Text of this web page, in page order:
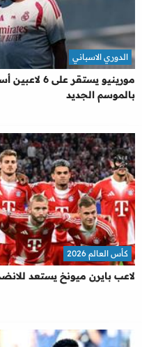
مورينيو
بالموسم الجديد
الدوري الاسباني
لاعب بايرن ميونخ يستعد
كأس العالم 2026